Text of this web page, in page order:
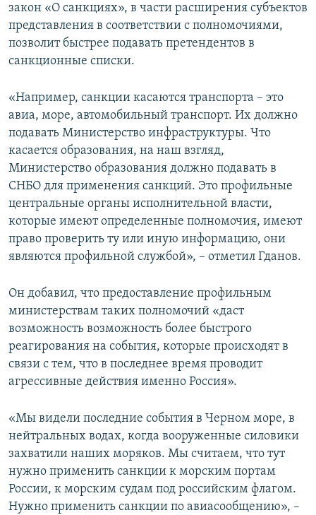
закон «О санкциях», в части расширения субъектов
представления в соответствии с полномочиями,
позволит быстрее подавать претендентов в
санкционные списки.
«Например, санкции касаются транспорта – это
авиа, море, автомобильный транспорт. Их должно
подавать Министерство инфраструктуры. Что
касается образования, на наш взгляд,
Министерство образования должно подавать в
СНБО для применения санкций. Это профильные
центральные органы исполнительной власти,
которые имеют определенные полномочия, имеют
право проверить ту или иную информацию, они
являются профильной службой», – отметил Гданов.
Он добавил, что предоставление профильным
министерствам таких полномочий «даст
возможность возможность более быстрого
реагирования на события, которые происходят в
связи с тем, что в последнее время проводит
агрессивные действия именно Россия».
«Мы видели последние события в Черном море, в
нейтральных водах, когда вооруженные силовики
захватили наших моряков. Мы считаем, что тут
нужно применить санкции к морским портам
России, к морским судам под российским флагом.
Нужно применить санкции по авиасообщению», –